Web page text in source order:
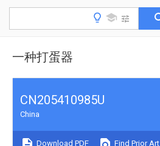
一种打蛋器
CN205410985U
China
Download PDF Find Prior Art